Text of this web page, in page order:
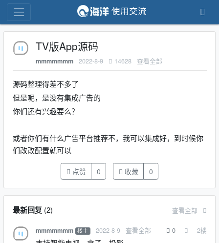
使用交流
TV版App源码
mmmmmmm 2022-8-9 14628 查看全部
源码整理得差不多了
但是呢，是没有集成广告的
你们还有兴趣要么？
或者你们有什么广告平台推荐不，我可以集成好，到时候你
们改改配置就可以
点赞 0 收藏 0
最新回复(2) 查看全部
mmmmmmm 楼主 2022-8-9 查看全部 0 2楼